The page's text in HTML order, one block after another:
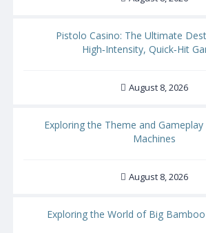
Pistolo Casino: The Ultimate
High‑Intensity, Quick‑Hit
August 8, 2026
Exploring the Theme and
Machines
August 8, 2026
Exploring the World of Big